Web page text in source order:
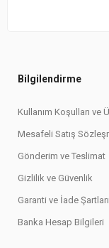
Bilgilendirme
Kullanım Koşulları ve
Mesafeli Satış
Gönderim ve Teslimat
Gizlilik ve Güvenlik
Garanti ve İade Şartları
Banka Hesap Bilgileri